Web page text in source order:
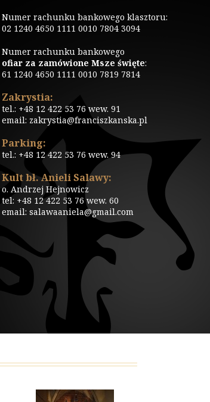
Numer rachunku bankowego klasztoru:
02 1240 4650 1111 0010 7804 3094
Numer rachunku bankowego
ofiar za zamówione Msze święte:
61 1240 4650 1111 0010 7819 7814
Zakrystia:
tel.: +48 12 422 53 76 wew. 91
email: zakrystia@franciszkanska.pl
Parking:
tel.: +48 12 422 53 76 wew. 94
Kult bł. Anieli Salawy:
o. Andrzej Hejnowicz
tel: +48 12 422 53 76 wew. 60
email: salawaaniela@gmail.com